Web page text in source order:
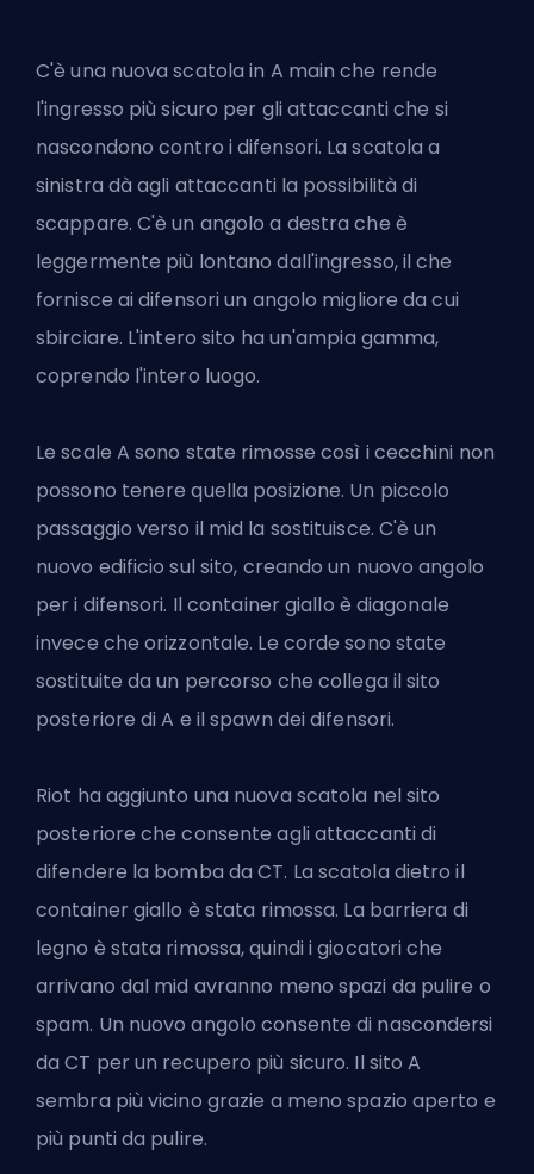
C'è una nuova scatola in A main che rende
l'ingresso più sicuro per gli attaccanti che si
nascondono contro i difensori. La scatola a
sinistra dà agli attaccanti la possibilità di
scappare. C'è un angolo a destra che è
leggermente più lontano dall'ingresso, il che
fornisce ai difensori un angolo migliore da cui
sbirciare. L'intero sito ha un'ampia gamma,
coprendo l'intero luogo.
Le scale A sono state rimosse così i cecchini non
possono tenere quella posizione. Un piccolo
passaggio verso il mid la sostituisce. C'è un
nuovo edificio sul sito, creando un nuovo angolo
per i difensori. Il container giallo è diagonale
invece che orizzontale. Le corde sono state
sostituite da un percorso che collega il sito
posteriore di A e il spawn dei difensori.
Riot ha aggiunto una nuova scatola nel sito
posteriore che consente agli attaccanti di
difendere la bomba da CT. La scatola dietro il
container giallo è stata rimossa. La barriera di
legno è stata rimossa, quindi i giocatori che
arrivano dal mid avranno meno spazi da pulire o
spam. Un nuovo angolo consente di nascondersi
da CT per un recupero più sicuro. Il sito A
sembra più vicino grazie a meno spazio aperto e
più punti da pulire.